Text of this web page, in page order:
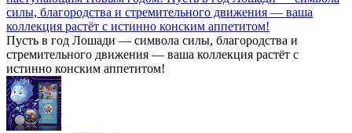
силы, благородства и стремительного движения — ваша
коллекция растёт с истинно конским аппетитом!
Пусть в год Лошади — символа силы, благородства и
стремительного движения — ваша коллекция растёт с
истинно конским аппетитом!